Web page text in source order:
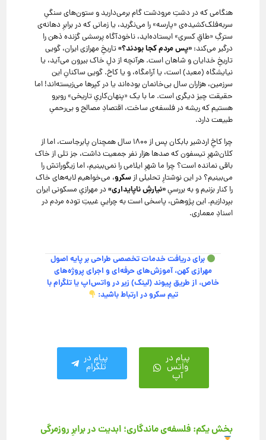
هنگامی که در دشتِ مرودشت گام برمی‌دارید و ستون‌های سنگیِ
سر‌به‌فلک‌کشیده‌ی «پارسه» را می‌نگرید، یا زمانی که در برابرِ دهانه‌ی
سترگِ «طاقِ کسری» ایستاده‌اید، ناخودآگاه پرسشی گزنده ذهن را
درگیر می‌کند:«پس مردم کجا بودند؟»تاریخِ مهرازی ایران، گویی
تاریخِ خدایان و شاهان است. هرآنچه از دلِ خاک بیرون می‌آید، یا
نیایشگاه (معبد) است، یا آرامگاه، و یا کاخ. گویی ساکنانِ این
سرزمین، هزاران سال بی‌خانمان بوده‌اند یا در کپرها می‌زیسته‌اند! اما
حقیقت چیز دیگری است. ما با یک «پنهان‌کاریِ تاریخی» روبرو
هستیم که ریشه در فلسفه‌ی ساخت، اقتصادِ مصالح و بی‌رحمیِ
طبیعت دارد.
چرا کاخِ اردشیر بابکان پس از ۱۸۰۰ سال همچنان پابرجاست، اما از
کلان‌شهرِ تیسفون که صدها هزار نفر جمعیت داشت، جز تلی از خاک
باقی نمانده است؟ چرا ما شهرِ ایلامی را نمی‌بینیم، اما زیگوراتش را
می‌بینیم؟ در این نوشتارِ تحلیلی ازسکرو، می‌خواهیم لایه‌های خاک
را کنار بزنیم و به بررسیِ«نیارشِ ناپایداری» در مهرازیِ مسکونی ایران
بپردازیم. این پژوهش، پاسخی است به چراییِ غیبتِ توده مردم در
اسنادِ معماری.
برای دریافت خدمات تخصصی طراحی بر پایه اصول
مهرازی کهن، آموزش‌های حرفه‌ای و اجرای پروژه‌های
خاص، از طریق پیوند (لینک) زیر در واتس‌اپ یا تلگرام با
تیم سکرو در ارتباط باشید:
پیام در
واتس
آپ
پیام در
تلگرام
بخش یکم: فلسفه‌ی ماندگاری؛ ابدیت در برابرِ روزمرگی